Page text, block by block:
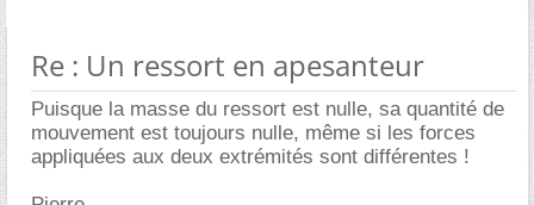
Re : Un ressort en apesanteur
Puisque la masse du ressort est nulle, sa quantité de
mouvement est toujours nulle, même si les forces
appliquées aux deux extrémités sont différentes !